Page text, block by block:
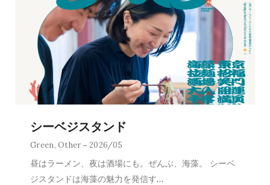
シーベジスタンド
Green,Other 2026/05
昼はラーメン、夜は酒場にも。ぜんぶ、海藻。 シーベ
ジスタンドは海藻の魅力を発信す…